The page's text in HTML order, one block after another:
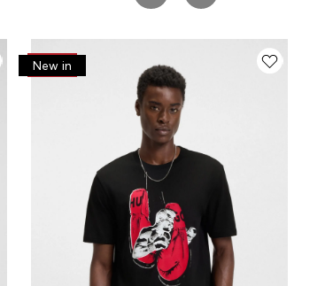
-30%
New in